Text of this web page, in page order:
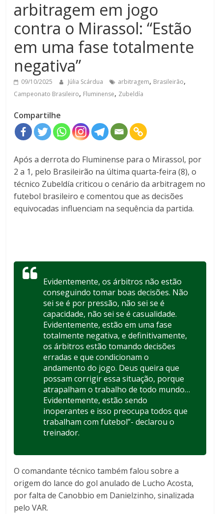
arbitragem em jogo
contra o Mirassol: “Estão
em uma fase totalmente
negativa”
09/10/2025 Júlia Scárdua arbitragem, Brasileirão,
Campeonato Brasileiro, Fluminense, Zubeldía
Compartilhe
Após a derrota do Fluminense para o Mirassol, por
2 a 1, pelo Brasileirão na última quarta-feira (8), o
técnico Zubeldía criticou o cenário da arbitragem no
futebol brasileiro e comentou que as decisões
equivocadas influenciam na sequência da partida.
Evidentemente, os árbitros não estão
conseguindo tomar boas decisões. Não
sei se é por pressão, não sei se é
capacidade, não sei se é casualidade.
Evidentemente, estão em uma fase
totalmente negativa, e definitivamente,
os árbitros estão tomando decisões
erradas e que condicionam o
andamento do jogo. Deus queira que
possam corrigir essa situação, porque
atrapalham o trabalho de todo mundo…
Evidentemente, estão sendo
inoperantes e isso preocupa todos que
trabalham com futebol”- declarou o
treinador.
O comandante técnico também falou sobre a
origem do lance do gol anulado de Lucho Acosta,
por falta de Canobbio em Danielzinho, sinalizada
pelo VAR.